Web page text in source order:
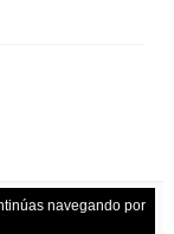
navegando por